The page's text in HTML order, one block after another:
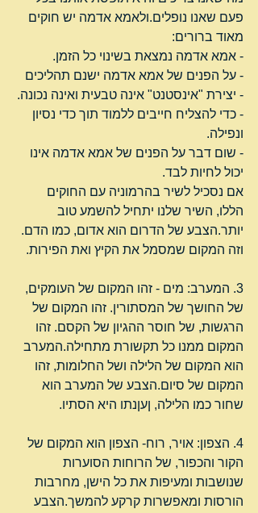
פעם שאנו נופלים.ולאמא אדמה יש חוקים
מאוד ברורים:
- אמא אדמה נמצאת בשינוי כל הזמן.
- על הפנים של אמא אדמה ישנם תהליכים
- יצירת "אינסטנט" אינה טבעית ואינה נכונה.
- כדי להצליח חייבים ללמוד תוך כדי נסיון
ונפילה.
- שום דבר על הפנים של אמא אדמה אינו
יכול לחיות לבד.
אם נסכיל לשיר בהרמוניה עם החוקים
הללו, השיר שלנו יתחיל להשמע טוב
יותר.הצבע של הדרום הוא אדום, כמו הדם.
וזה המקום שמסמל את הקיץ ואת הפירות.
3. המערב: מים - זהו המקום של העומקים,
של החושך של המסתורין. זהו המקום של
הרגשות, של חוסר ההגיון של הקסם. זהו
המקום ממנו כל תקשורת מתחילה.המערב
הוא המקום של הלילה ושל החלומות, זהו
המקום של סיום.הצבע של המערב הוא
שחור כמו הלילה, ןעןנתו היא הסתיו.
4. הצפון: אויר, רוח- הצפון הוא המקום של
הקור והכפור, של הרוחות הסוערות
שנושבות ומעיפות את כל הישן, מחרבות
הורסות ומאפשרות קרקע להמשך.הצבע